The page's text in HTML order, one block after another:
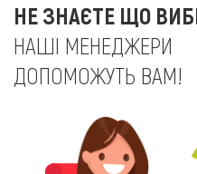
НЕ ЗНАЄТЕ ЩО
НАШІ МЕНЕДЖЕРИ
ДОПОМОЖУТЬ ВАМ!